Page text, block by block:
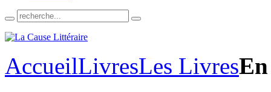
AccueilLivresLes Livres